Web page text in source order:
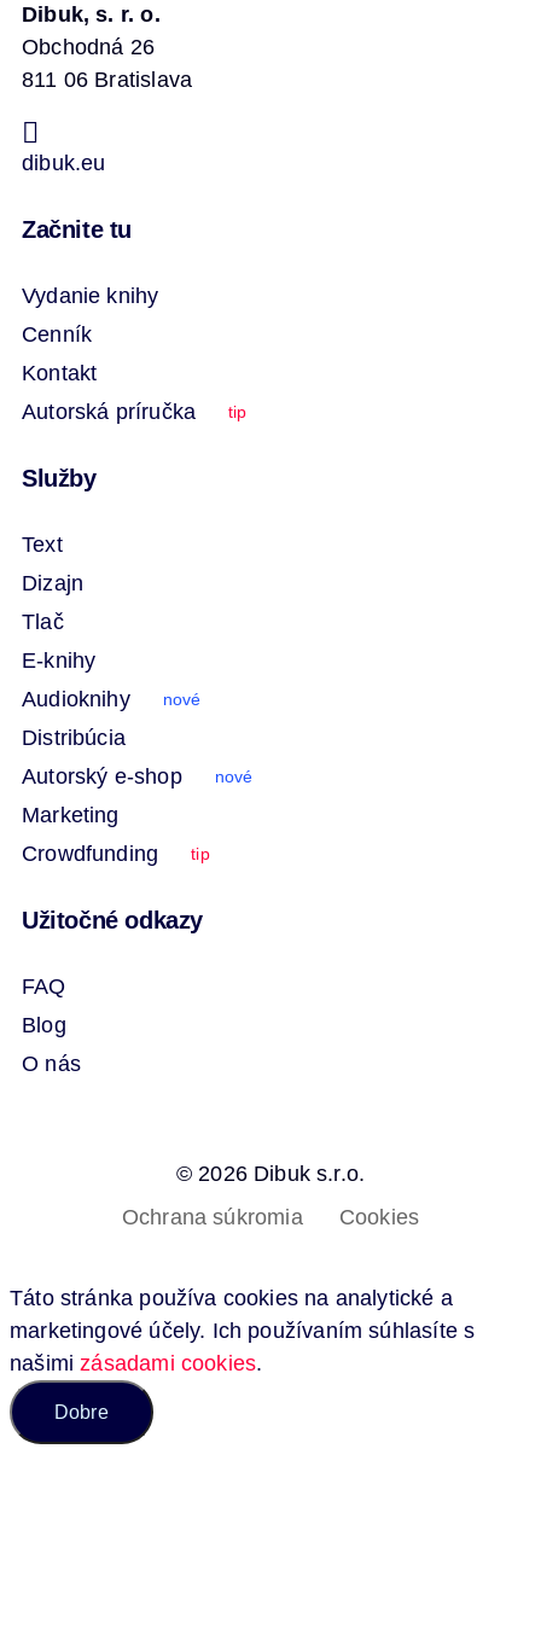
Dibuk, s. r. o.
Obchodná 26
811 06 Bratislava
dibuk.eu
Začnite tu
Vydanie knihy
Cenník
Kontakt
Autorská príručka
tip
Služby
Text
Dizajn
Tlač
E-knihy
Audioknihy
nové
Distribúcia
Autorský e-shop
nové
Marketing
Crowdfunding
tip
Užitočné odkazy
FAQ
Blog
O nás
© 2026 Dibuk s.r.o.
Ochrana súkromia
Cookies
Táto stránka používa cookies na analytické a
marketingové účely. Ich používaním súhlasíte s
našimizásadami cookies.
Dobre